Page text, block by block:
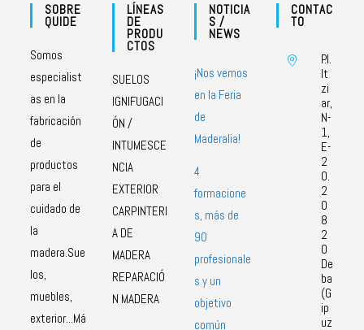
SOBRE
QUIDE
Somos
especialist
as en la
fabricación
de
productos
para el
cuidado de
la
madera.Sue
los,
muebles,
exterior...Má
LÍNEAS
DE
PRODU
CTOS
SUELOS
IGNIFUGACI
ÓN /
INTUMESCE
NCIA
EXTERIOR
CARPINTERI
A DE
MADERA
REPARACIÓ
N MADERA
NOTICIA
S /
NEWS
¡Nos vemos
en la Feria
de
Maderalia!
4
formacione
s, más de
90
profesionale
s y un
objetivo
común
CONTAC
TO
P.I.
It
zi
ar,
N-
1,
E-
2
0.
2
0
8
2
0
De
ba
(G
ip
uz